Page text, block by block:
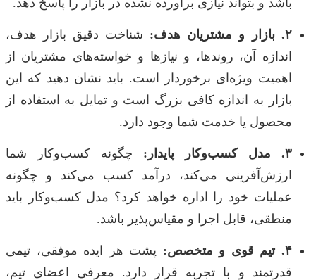
۲. بازار و مشتریان هدف:
شناخت دقیق بازار هدف،
اندازه آن، روندها، و نیازها و خواسته‌های مشتریان از
اهمیت ویژه‌ای برخوردار است. باید نشان دهید که این
بازار به اندازه کافی بزرگ است و تمایل به استفاده از
محصول یا خدمت شما وجود دارد.
۳. مدل کسب‌وکار پایدار:
چگونه کسب‌وکار شما
ارزش‌آفرینی می‌کند، درآمد کسب می‌کند و چگونه
عملیات خود را اداره خواهد کرد؟ مدل کسب‌وکار باید
منطقی، قابل اجرا و مقیاس‌پذیر باشد.
۴. تیم قوی و متخصص:
پشت هر ایده موفقی، تیمی
قدرتمند و با تجربه قرار دارد. معرفی اعضای تیم،